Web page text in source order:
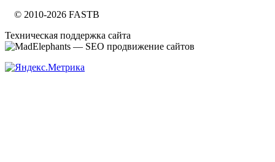
© 2010-2026 FASTB
Техническая поддержка сайта